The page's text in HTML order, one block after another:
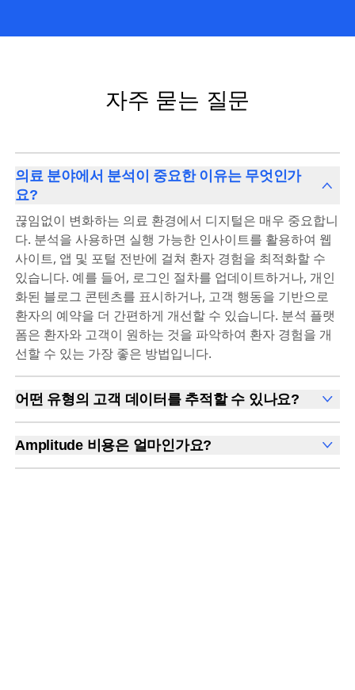
자주 묻는 질문
의료 분야에서 분석이 중요한 이유는 무엇인가
요?
끊임없이 변화하는 의료 환경에서 디지털은 매우 중요합니
다. 분석을 사용하면 실행 가능한 인사이트를 활용하여 웹
사이트, 앱 및 포털 전반에 걸쳐 환자 경험을 최적화할 수
있습니다. 예를 들어, 로그인 절차를 업데이트하거나, 개인
화된 블로그 콘텐츠를 표시하거나, 고객 행동을 기반으로
환자의 예약을 더 간편하게 개선할 수 있습니다. 분석 플랫
폼은 환자와 고객이 원하는 것을 파악하여 환자 경험을 개
선할 수 있는 가장 좋은 방법입니다.
어떤 유형의 고객 데이터를 추적할 수 있나요?
당사는 의료 분야에서 보호된 건강 정보의 보안이 가장 중
요하다는 것을 인식하고 있습니다. Amplitude는 HIPAA 규
정 준수를 유지하는 데 도움이 되는 비즈니스 협약을 체결
Amplitude 비용은 얼마인가요?
Amplitude는 월별 추적 사용자 수(MTU)를 기준으로 사용